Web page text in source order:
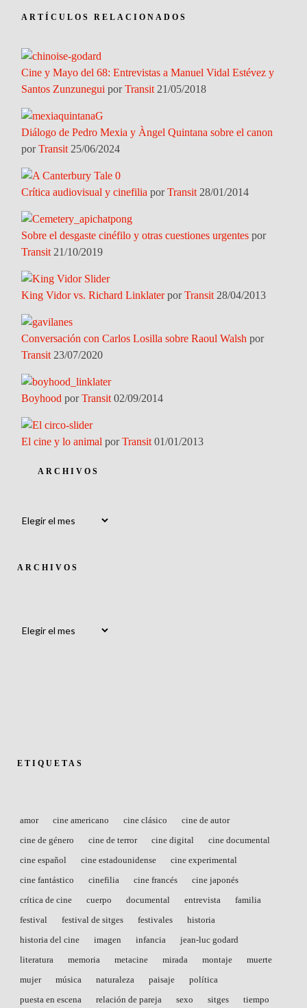
ARTÍCULOS RELACIONADOS
Cine y Mayo del 68: Entrevistas a Manuel Vidal Estévez y
Santos Zunzunegui porTransit 21/05/2018
Diálogo de Pedro Mexia y Àngel Quintana sobre el canon
porTransit 25/06/2024
Crítica audiovisual y cinefilia porTransit 28/01/2014
Sobre el desgaste cinéfilo y otras cuestiones urgentes por
Transit 21/10/2019
King Vidor vs. Richard LinklaterporTransit 28/04/2013
Conversación con Carlos Losilla sobre Raoul Walsh por
Transit 23/07/2020
Boyhood porTransit 02/09/2014
El cine y lo animal porTransit 01/01/2013
ARCHIVOS
ARCHIVOS
ETIQUETAS
amor cine americano cine clásico
cine de autor
cine de género
cine de terror cine digital
cine documental
cine español
cine estadounidense
cine experimental
cine fantástico
cinefilia cine francés
cine japonés
crítica de cine
cuerpo documental entrevista
familia
festival
festival de sitges festivales
historia
historia del cine
imagen infancia
jean-luc godard
literatura
memoria metacine mirada montaje
muerte
mujer
música naturaleza paisaje
política
puesta en escena
relación de pareja sexo sitges tiempo